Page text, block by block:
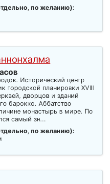
по желанию):
Исторический центр
городской планировки XVIII
дворцов и зданий
барокко. Аббатство
монастырь в мире. По
самый зн...
по желанию):